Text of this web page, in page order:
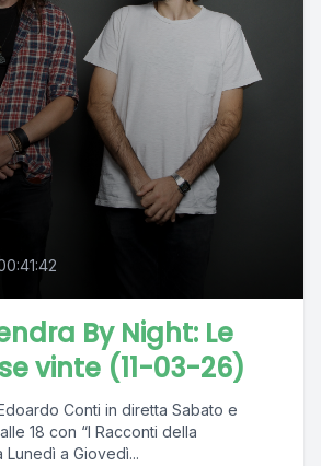
By Night: Le
vinte (11-03-26)
Conti in diretta Sabato e
18 con “I Racconti della
a Giovedì...